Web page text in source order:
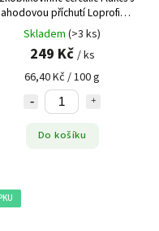
příchutí Loprofin
PKU, 375 g
Skladem (>3 ks)
249 Kč / ks
66,40 Kč / 100 g
Do košíku